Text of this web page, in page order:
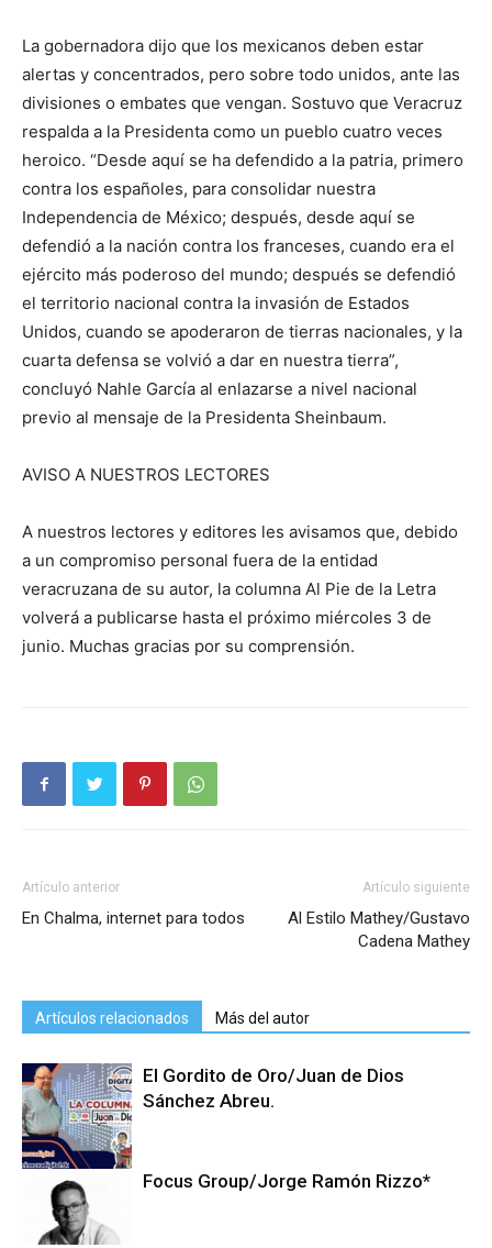
La gobernadora dijo que los mexicanos deben estar
alertas y concentrados, pero sobre todo unidos, ante las
divisiones o embates que vengan. Sostuvo que Veracruz
respalda a la Presidenta como un pueblo cuatro veces
heroico. “Desde aquí se ha defendido a la patria, primero
contra los españoles, para consolidar nuestra
Independencia de México; después, desde aquí se
defendió a la nación contra los franceses, cuando era el
ejército más poderoso del mundo; después se defendió
el territorio nacional contra la invasión de Estados
Unidos, cuando se apoderaron de tierras nacionales, y la
cuarta defensa se volvió a dar en nuestra tierra”,
concluyó Nahle García al enlazarse a nivel nacional
previo al mensaje de la Presidenta Sheinbaum.
AVISO A NUESTROS LECTORES
A nuestros lectores y editores les avisamos que, debido
a un compromiso personal fuera de la entidad
veracruzana de su autor, la columna Al Pie de la Letra
volverá a publicarse hasta el próximo miércoles 3 de
junio. Muchas gracias por su comprensión.
Artículo anterior
En Chalma, internet para todos
Artículo siguiente
Al Estilo Mathey/Gustavo
Cadena Mathey
Artículos relacionados Más del autor
El Gordito de Oro/Juan de Dios
Sánchez Abreu.
Focus Group/Jorge Ramón Rizzo*